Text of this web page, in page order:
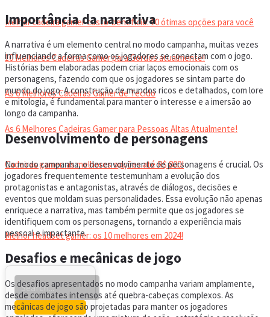
Melhor cadeira gamer custo-benefício: 10 ótimas opções para você
10 Melhores Cadeiras Gamer para Gordos atualmente!
As 6 Melhores Cadeiras Gamer de Tecido
As 6 Melhores Cadeiras Gamer para Pessoas Altas Atualmente!
Cadeiras gamer: as melhores opções até R$ 800!
HEADSET
Melhor headset gamer: os 10 melhores em 2024!
Importância da narrativa
A narrativa é um elemento central no modo campanha, muitas vezes
influenciando a forma como os jogadores se conectam com o jogo.
Histórias bem elaboradas podem criar laços emocionais com os
personagens, fazendo com que os jogadores se sintam parte do
mundo do jogo. A construção de mundos ricos e detalhados, com lore
e mitologia, é fundamental para manter o interesse e a imersão ao
longo da campanha.
Desenvolvimento de personagens
No modo campanha, o desenvolvimento de personagens é crucial. Os
jogadores frequentemente testemunham a evolução dos
protagonistas e antagonistas, através de diálogos, decisões e
eventos que moldam suas personalidades. Essa evolução não apenas
enriquece a narrativa, mas também permite que os jogadores se
identifiquem com os personagens, tornando a experiência mais
pessoal e impactante.
Desafios e mecânicas de jogo
Os desafios apresentados no modo campanha variam amplamente,
desde combates intensos até quebra-cabeças complexos. As
mecânicas de jogo são projetadas para manter os jogadores